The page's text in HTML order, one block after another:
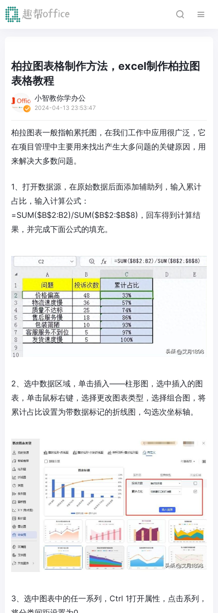
柏拉图表格制作方法，excel制作柏拉图
表格教程
小智教你学办公
2024-04-13 23:53:47
柏拉图表一般指帕累托图，在我们工作中应用很广泛，它
在项目管理中主要用来找出产生大多问题的关键原因，用
来解决大多数问题。
1、打开数据源，在原始数据后面添加辅助列，输入累计
占比，输入计算公式：
=SUM($B$2:B2)/SUM($B$2:$B$8)，回车得到计算结
果，并完成下面公式的填充。
2、选中数据区域，单击插入——柱形图，选中插入的图
表，单击鼠标右键，选择更改图表类型，选择组合图，将
累计占比设置为带数据标记的折线图，勾选次坐标轴。
3、选中图表中的任一系列，Ctrl 1打开属性，点击系列，